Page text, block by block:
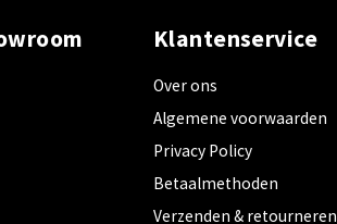
Klantenservice
Over ons
Algemene voorwaarden
Privacy Policy
Betaalmethoden
Verzenden & retourneren